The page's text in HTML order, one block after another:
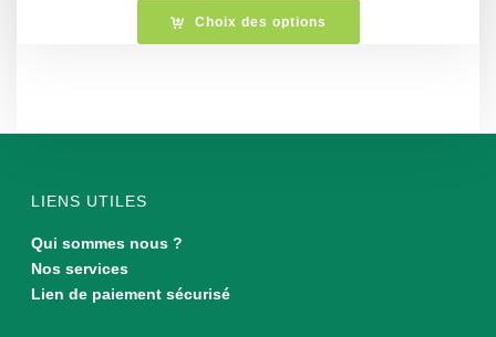
Choix des options
LIENS UTILES
Qui sommes nous ?
Nos services
Lien de paiement sécurisé